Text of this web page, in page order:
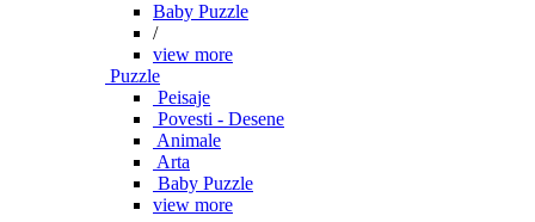
Baby Puzzle
/
view more
Puzzle
Peisaje
Povesti - Desene
Animale
Arta
Baby Puzzle
view more